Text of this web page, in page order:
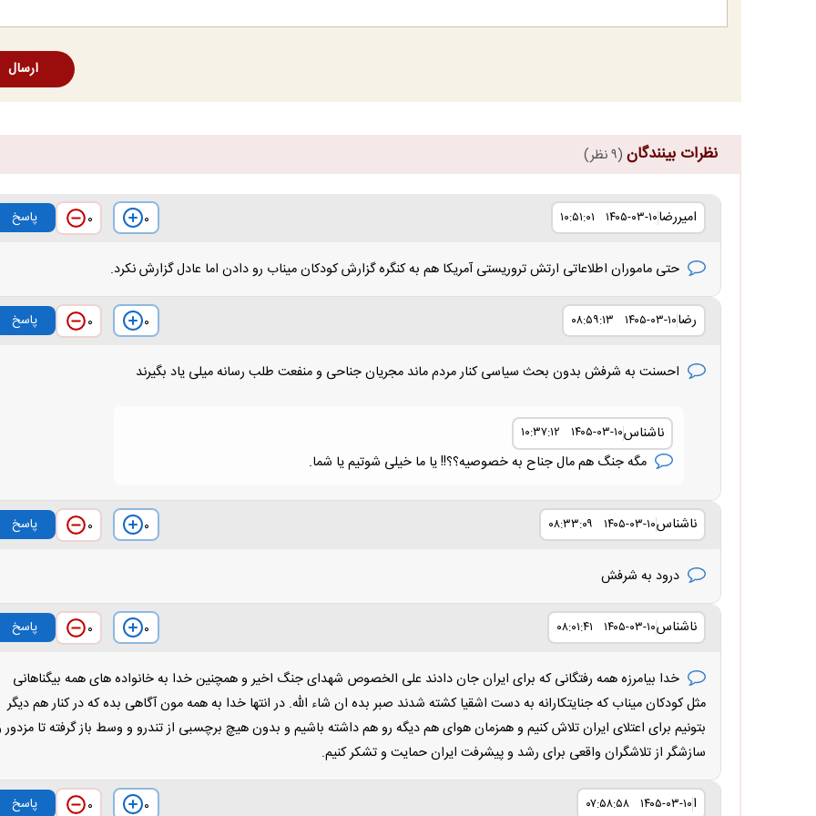
ارسال
نظرات بینندگان (۹ نظر)
امیررضا۱۴۰۵-۰۳-۱۰ ۱۰:۵۱:۰۱ ۰ ۰ پاسخ
حتی ماموران اطلاعاتی ارتش تروریستی آمریکا هم به کنگره گزارش کودکان میناب رو دادن اما عادل گزارش نکرد.
رضا۱۴۰۵-۰۳-۱۰ ۰۸:۵۹:۱۳ ۰ ۰ پاسخ
احسنت به شرفش بدون‌ بحث سیاسی کنار مردم ماند مجریان جناحی و منفعت طلب رسانه میلی یاد بگیرند
ناشناس۱۴۰۵-۰۳-۱۰ ۱۰:۳۷:۱۲
مگه جنگ هم مال جناح به خصوصیه؟؟!! یا ما خیلی شوتیم یا شما.
ناشناس۱۴۰۵-۰۳-۱۰ ۰۸:۳۳:۰۹ ۰ ۰ پاسخ
درود به شرفش
ناشناس۱۴۰۵-۰۳-۱۰ ۰۸:۰۱:۴۱ ۰ ۰ پاسخ
خدا بیامرزه همه رفتگانی که برای ایران جان دادند علی الخصوص شهدای جنگ اخیر و همچنین خدا به خانواده های همه بیگناهانی
مثل کودکان میناب که جنایتکارانه به دست اشقیا کشته شدند صبر بده ان شاء الله. در انتها خدا به همه مون آگاهی بده که در کنار هم دیگر
بتونیم برای اعتلای ایران تلاش کنیم و همزمان هوای هم دیگه رو هم داشته باشیم و بدون هیچ برچسبی از تندرو و وسط باز گرفته تا مزدور
سازشگر از تلاشگران واقعی برای رشد و پیشرفت ایران حمایت و تشکر کنیم.
ا۱۴۰۵-۰۳-۱۰ ۰۷:۵۸:۵۸ ۰ ۰ پاسخ